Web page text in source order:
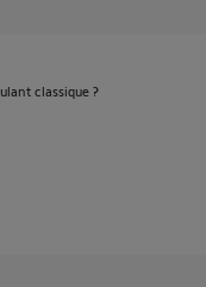
classique ?